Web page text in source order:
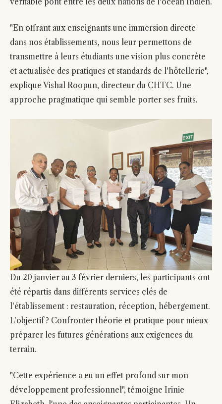
"En offrant aux enseignants une immersion directe
dans nos établissements, nous leur permettons de
transmettre à leurs étudiants une vision plus concrète
et actualisée des pratiques et standards de l'hôtellerie",
explique Vishal Roopun, directeur du CHTC. Une
approche pragmatique qui semble porter ses fruits.
Du 20 janvier au 3 février derniers, les participants ont
été répartis dans différents services clés de
l'établissement : restauration, réception, hébergement.
L'objectif ? Confronter théorie et pratique pour mieux
préparer les futures générations aux exigences du
terrain.
"Cette expérience a eu un effet profond sur mon
développement professionnel", témoigne Irinie